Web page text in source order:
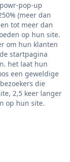
pop-up
(meer dan
tot meer dan
op hun site.
om hun klanten
startpagina
het laat hun
een geweldige
die
2,5 keer langer
op hun site.